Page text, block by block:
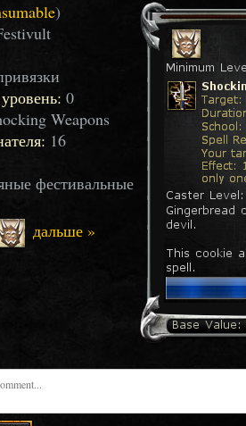
)
0
Weapons
16
фестивальные
дальше »